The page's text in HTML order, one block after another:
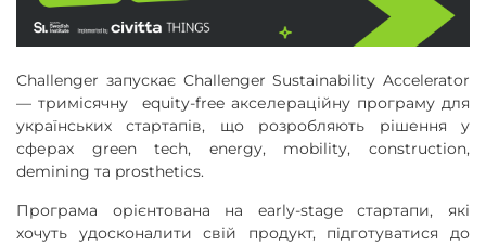
Challenger запускає Challenger Sustainability Accelerator
— тримісячну equity-free акселераційну програму для
українських стартапів, що розробляють рішення у
сферах green tech, energy, mobility, construction,
demining та prosthetics.
Програма орієнтована на early-stage стартапи, які
хочуть удосконалити свій продукт, підготуватися до